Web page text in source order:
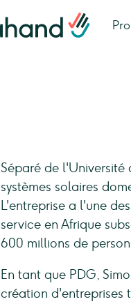
Séparé de l'Université
systèmes solaires
L'entreprise a l'une
service en Afrique
600 millions de
En tant que PDG,
création d'entreprises